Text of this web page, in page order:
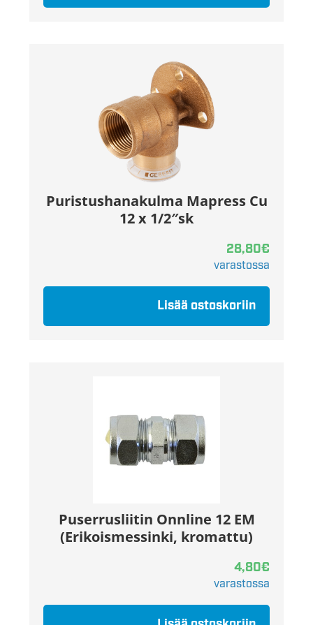
Puristushanakulma Mapress Cu
12 x 1/2″sk
28,80€
varastossa
Lisää ostoskoriin
Puserrusliitin Onnline 12 EM
(Erikoismessinki, kromattu)
4,80€
varastossa